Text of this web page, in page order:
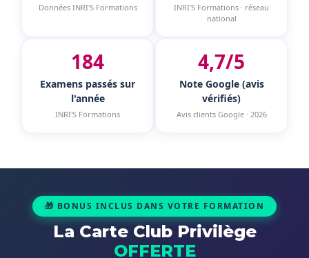
Données INRI'S Formations
INRI'S Formations · réseau
national
184
Examens passés sur
l'année
INRI'S Formations
4,7/5
Note Google (avis
vérifiés)
Avis clients Google · 2026
🎁 BONUS INCLUS DANS VOTRE FORMATION
La Carte Club Privilège
OFFERTE